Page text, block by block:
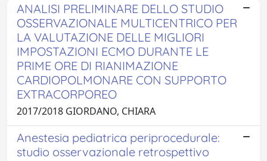
ANALISI PRELIMINARE DELLO STUDIO
OSSERVAZIONALE MULTICENTRICO PER
LA VALUTAZIONE DELLE MIGLIORI
IMPOSTAZIONI ECMO DURANTE LE
PRIME ORE DI RIANIMAZIONE
CARDIOPOLMONARE CON SUPPORTO
EXTRACORPOREO
2017/2018 GIORDANO, CHIARA
Anestesia pediatrica periprocedurale:
studio osservazionale retrospettivo